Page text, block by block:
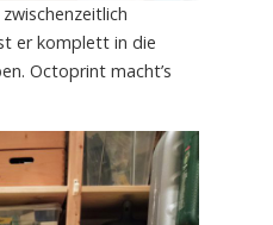
er komplett in die
Octoprint macht’s